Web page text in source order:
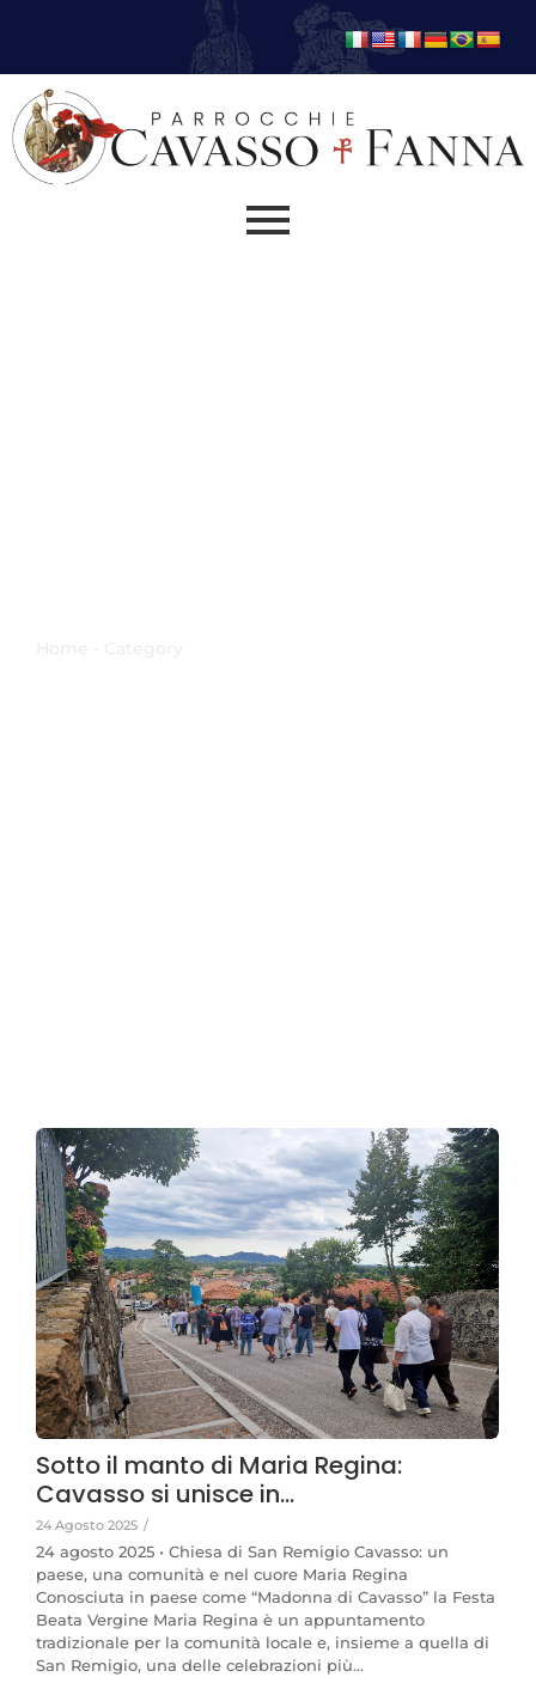
Sotto il manto di Maria Regina:
Cavasso si unisce in…
24 Agosto 2025 /
24 agosto 2025 • Chiesa di San Remigio Cavasso: un
paese, una comunità e nel cuore Maria Regina
Conosciuta in paese come “Madonna di Cavasso” la Festa
Beata Vergine Maria Regina è un appuntamento
tradizionale per la comunità locale e, insieme a quella di
San Remigio, una delle celebrazioni più...